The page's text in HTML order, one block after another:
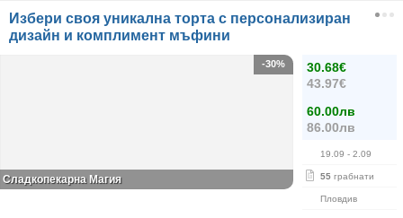
Избери своя уникална торта с персонализиран
дизайн и комплимент мъфини
30.68€
43.97€
60.00лв
86.00лв
19.09 - 2.09
55 грабнати
Пловдив
-30%
Сладкопекарна Магия